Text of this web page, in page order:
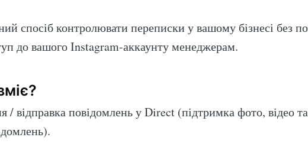
спосіб контролювати переписки у вашому бізнесі без
до вашого Instagram-аккаунту менеджерам.
/ відправка повідомлень у Direct (підтримка фото, відео та